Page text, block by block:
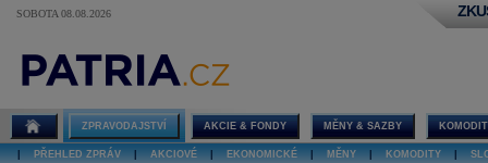
SOBOTA 08.08.2026
ZPRAVODAJSTVÍ AKCIE & FONDY MĚNY & SAZBY
PŘEHLED ZPRÁV AKCIOVÉ EKONOMICKÉ MĚNY KOMODITY